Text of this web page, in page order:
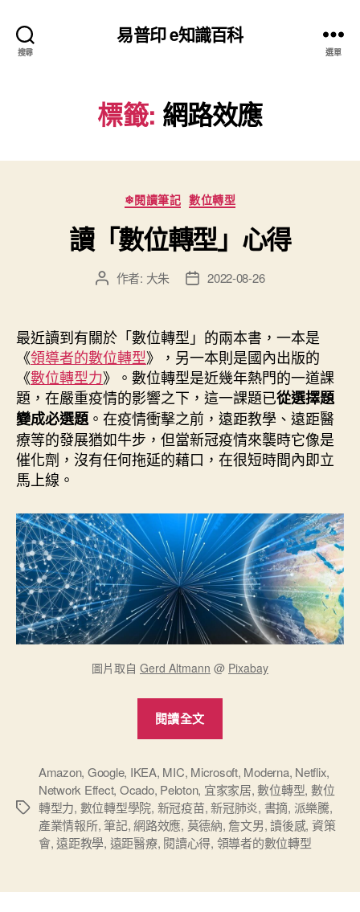
搜尋
易普印 e知識百科
選單
標籤: 網路效應
分
類
❄閱讀筆記 數位轉型
讀「數位轉型」心得
文
者
作者: 大朱
文
佈
日
2022-08-26
最近讀到有關於「數位轉型」的兩本書，一本是
《領導者的數位轉型》，另一本則是國內出版的
《數位轉型力》。數位轉型是近幾年熱門的一道課
題，在嚴重疫情的影響之下，這一課題已從選擇題
變成必選題 。在疫情衝擊之前，遠距教學、遠距醫
療等的發展猶如牛步，但當新冠疫情來襲時它像是
催化劑，沒有任何拖延的藉口，在很短時間內即立
馬上線。
圖片取自 Gerd Altmann @ Pixabay
閱讀全文
轉
型」
心
得”
標
Amazon, Google, IKEA, MIC, Microsoft, Moderna, Netflix,
Network Effect, Ocado, Peloton, 宜家家居,數位轉型, 數位
轉型力, 數位轉型學院, 新冠疫苗,新冠肺炎, 書摘, 派樂騰,
產業情報所,筆記,網路效應, 莫德納,詹文男,讀後感, 資策
會,遠距教學, 遠距醫療, 閱讀心得, 領導者的數位轉型